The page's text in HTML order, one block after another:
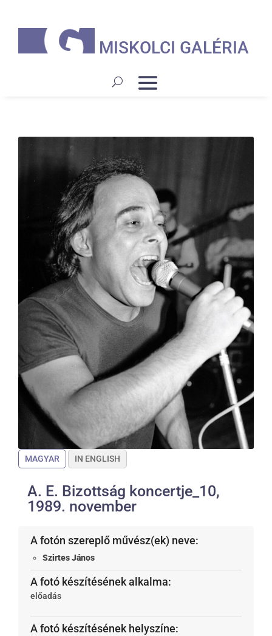
MISKOLCI GALÉRIA
MAGYAR IN ENGLISH
A. E. Bizottság koncertje_10,
1989. november
A fotón szereplő művész(ek) neve:
Szirtes János
A fotó készítésének alkalma:
előadás
A fotó készítésének helyszíne: